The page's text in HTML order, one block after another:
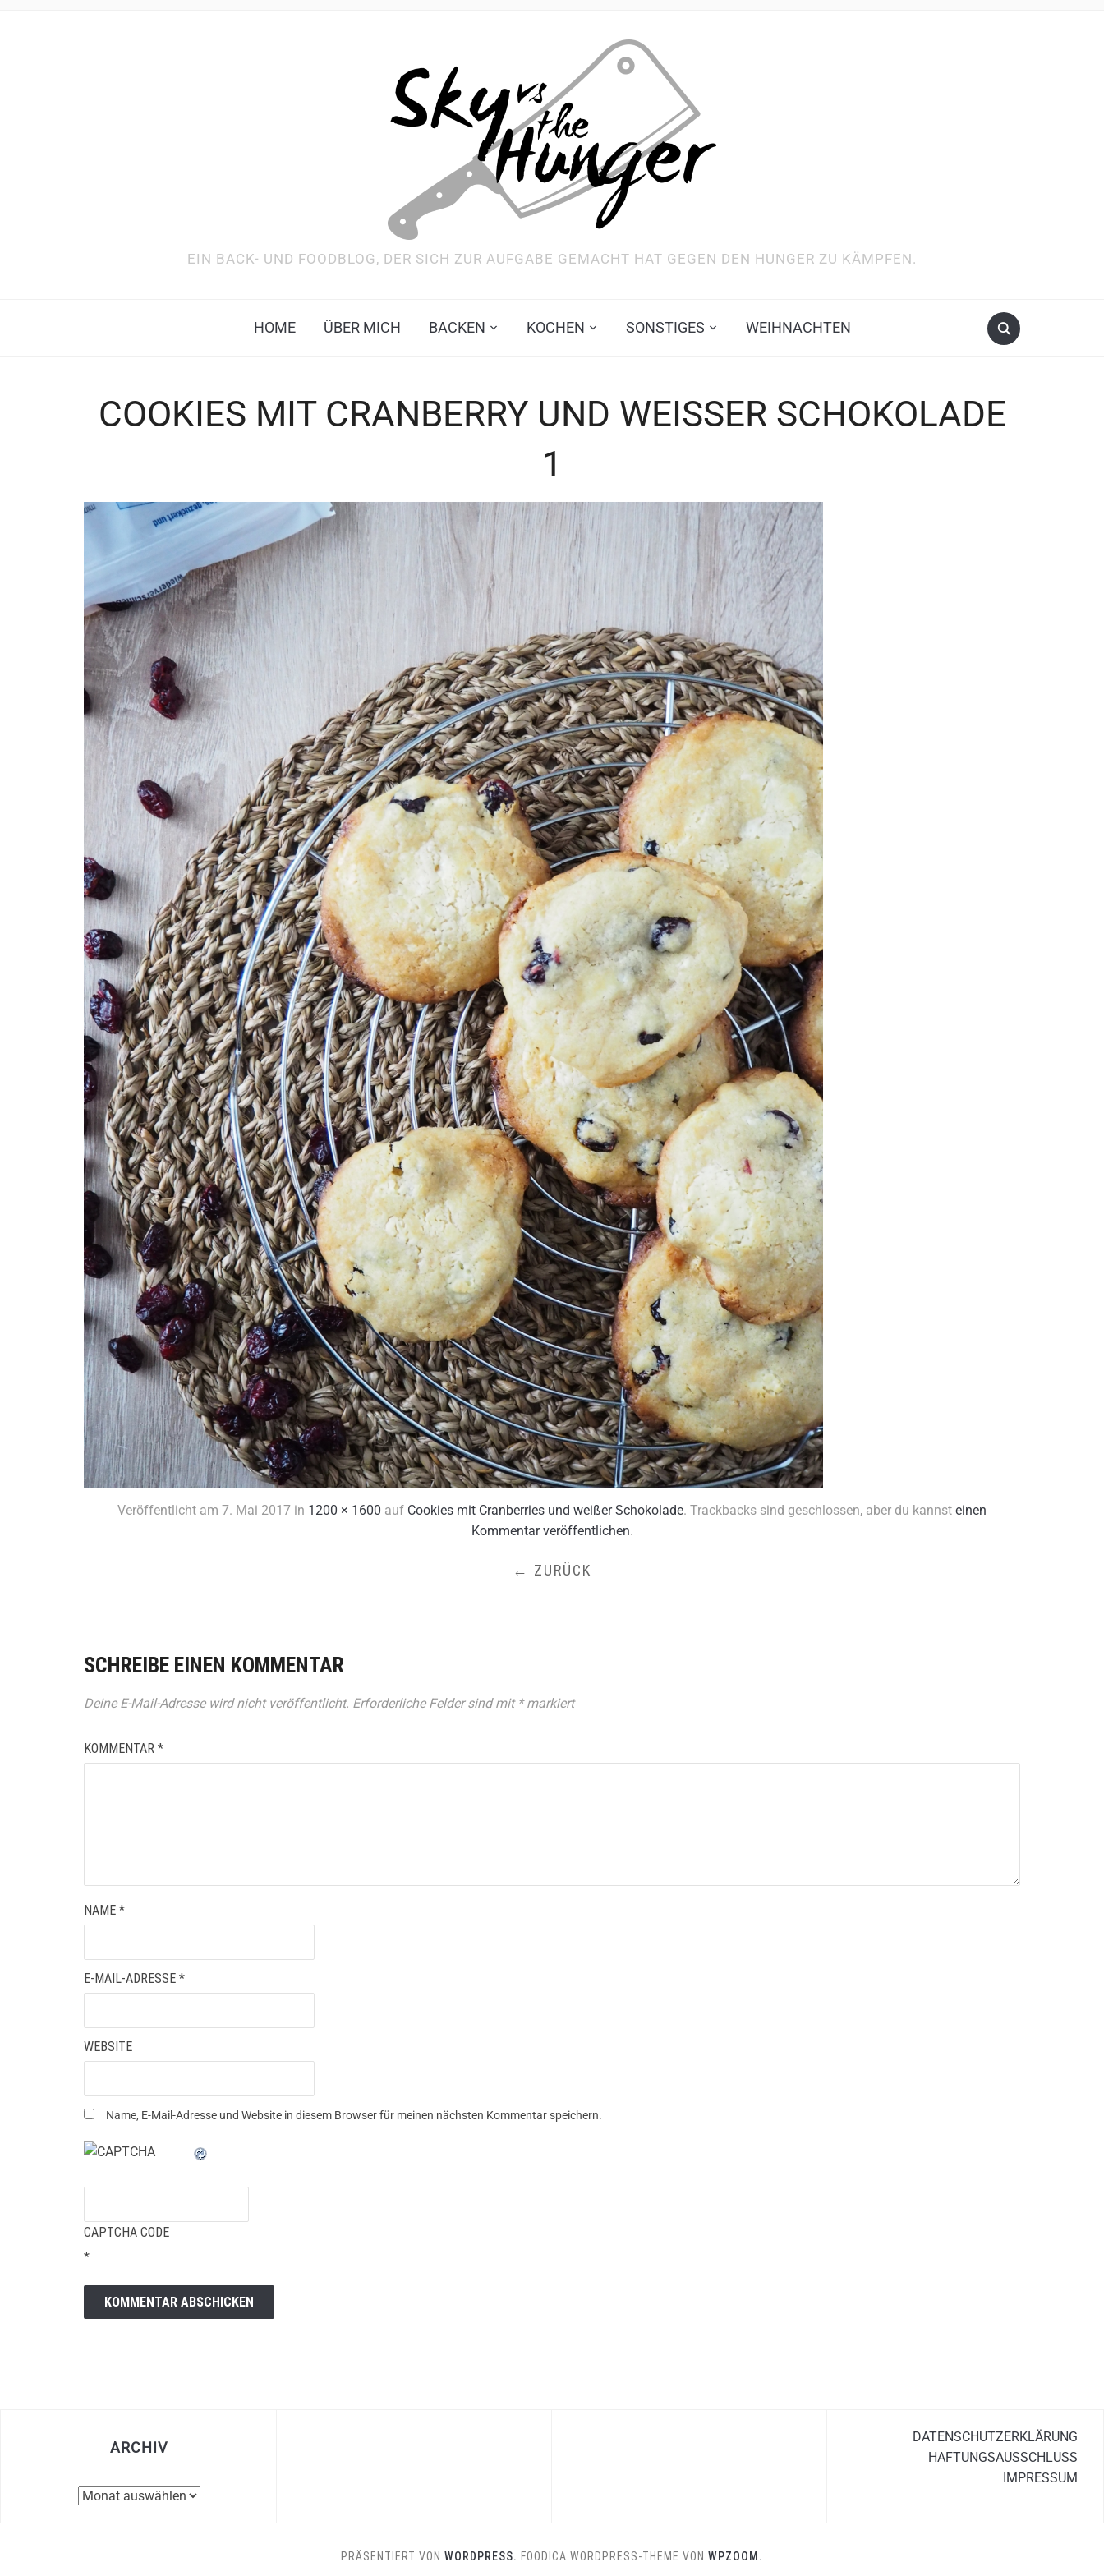
EIN BACK- UND FOODBLOG, DER SICH ZUR AUFGABE GEMACHT HAT GEGEN DEN HUNGER ZU KÄMPFEN.
HOME ÜBER MICH BACKEN KOCHEN SONSTIGES WEIHNACHTEN
COOKIES MIT CRANBERRY UND WEISSER SCHOKOLADE 1
Veröffentlicht am 7. Mai 2017 in 1200 × 1600 auf Cookies mit Cranberries und weißer Schokolade. Trackbacks sind geschlossen, aber du kannst einen
Kommentar veröffentlichen.
← ZURÜCK
SCHREIBE EINEN KOMMENTAR
Deine E-Mail-Adresse wird nicht veröffentlicht. Erforderliche Felder sind mit *markiert
KOMMENTAR *
NAME *
E-MAIL-ADRESSE *
WEBSITE
Name, E-Mail-Adresse und Website in diesem Browser für meinen nächsten Kommentar speichern.
CAPTCHA CODE
*
ARCHIV
DATENSCHUTZERKLÄRUNG
HAFTUNGSAUSSCHLUSS
IMPRESSUM
PRÄSENTIERT VON WORDPRESS. FOODICA WORDPRESS-THEME VON WPZOOM.